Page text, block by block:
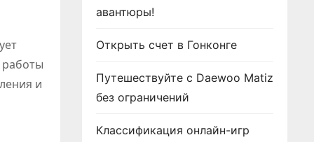
работы
и
авантюры!
Открыть счет в Гонконге
Путешествуйте с Daewoo Matiz
без ограничений
Классификация онлайн-игр